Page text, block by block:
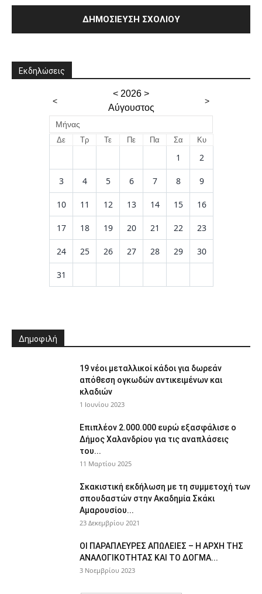
Εκδηλώσεις
<
< 2026 >
Αύγουστος
>
Μήνας
Δε Τρ Τε Πε Πα Σα Κυ
1 2
3 4 5 6 7 8 9
10 11 12 13 14 15 16
17 18 19 20 21 22 23
24 25 26 27 28 29 30
31
Δημοφιλή
19 νέοι μεταλλικοί κάδοι για δωρεάν
απόθεση ογκωδών αντικειμένων και
κλαδιών
1 Ιουνίου 2023
Επιπλέον 2.000.000 ευρώ εξασφάλισε ο
Δήμος Χαλανδρίου για τις αναπλάσεις
του...
11 Μαρτίου 2025
Σκακιστική εκδήλωση με τη συμμετοχή των
σπουδαστών στην Ακαδημία Σκάκι
Αμαρουσίου...
23 Δεκεμβρίου 2021
ΟΙ ΠΑΡΑΠΛΕΥΡΕΣ ΑΠΩΛΕΙΕΣ – Η ΑΡΧΗ ΤΗΣ
ΑΝΑΛΟΓΙΚΟΤΗΤΑΣ ΚΑΙ ΤΟ ΔΟΓΜΑ...
3 Νοεμβρίου 2023